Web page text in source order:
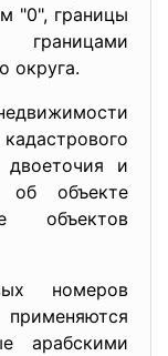
"0", границы
округа.
двоеточия и
об объекте
объектов
номеров
арабскими